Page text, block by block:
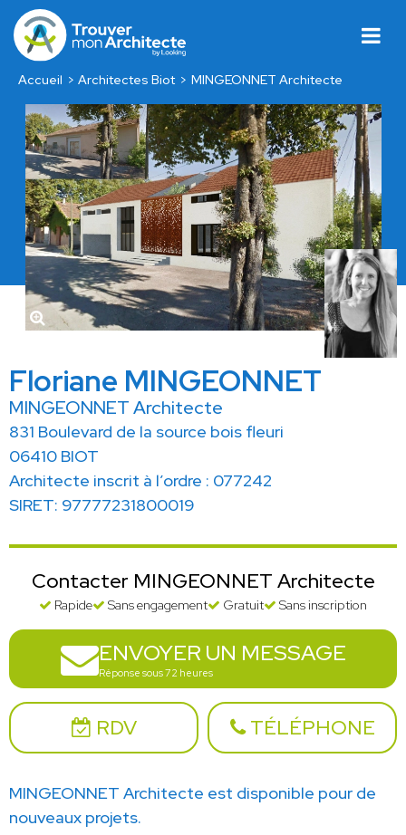
Accueil Architectes Biot MINGEONNET Architecte
Floriane MINGEONNET
MINGEONNET Architecte
831 Boulevard de la source bois fleuri
06410 BIOT
Architecte inscrit à l’ordre : 077242
SIRET: 97777231800019
Contacter MINGEONNET Architecte
Rapide Sans engagement Gratuit Sans inscription
ENVOYER UN MESSAGE
Réponse sous 72 heures
RDV TÉLÉPHONE
MINGEONNET Architecte est disponible pour de
nouveaux projets.